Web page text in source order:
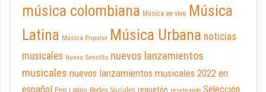
música colombiana Música en vivo Música
Latina Música Popular Música Urbana noticias
musicales Nuevo Sencillo nuevos lanzamientos
musicales nuevos lanzamientos musicales 2022 en
español Pop Latino Redes Sociales reguetón Selección